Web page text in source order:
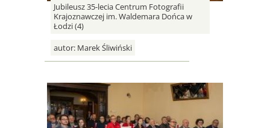
Jubileusz 35-lecia Centrum Fotografii
Krajoznawczej im. Waldemara Dońca w
Łodzi (4)
autor: Marek Śliwiński